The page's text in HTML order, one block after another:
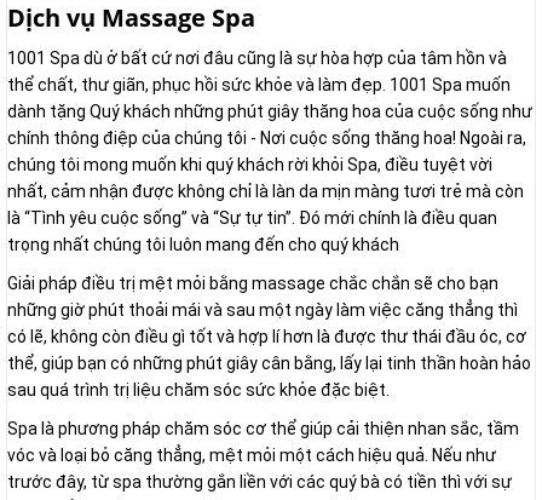
Dịch vụ Massage Spa
1001 Spa dù ở bất cứ nơi đâu cũng là sự hòa hợp của tâm hồn và
thể chất, thư giãn, phục hồi sức khỏe và làm đẹp. 1001 Spa muốn
dành tặng Quý khách những phút giây thăng hoa của cuộc sống như
chính thông điệp của chúng tôi - Nơi cuộc sống thăng hoa! Ngoài ra,
chúng tôi mong muốn khi quý khách rời khỏi Spa, điều tuyệt vời
nhất, cảm nhận được không chỉ là làn da mịn màng tươi trẻ mà còn
là “Tình yêu cuộc sống” và “Sự tự tin”. Đó mới chính là điều quan
trọng nhất chúng tôi luôn mang đến cho quý khách
Giải pháp điều trị mệt mỏi bằng massage chắc chắn sẽ cho bạn
những giờ phút thoải mái và sau một ngày làm việc căng thẳng thì
có lẽ, không còn điều gì tốt và hợp lí hơn là được thư thái đầu óc, cơ
thể, giúp bạn có những phút giây cân bằng, lấy lại tinh thần hoàn hảo
sau quá trình trị liệu chăm sóc sức khỏe đặc biệt.
Spa là phương pháp chăm sóc cơ thể giúp cải thiện nhan sắc, tầm
vóc và loại bỏ căng thẳng, mệt mỏi một cách hiệu quả. Nếu như
trước đây, từ spa thường gắn liền với các quý bà có tiền thì với sự